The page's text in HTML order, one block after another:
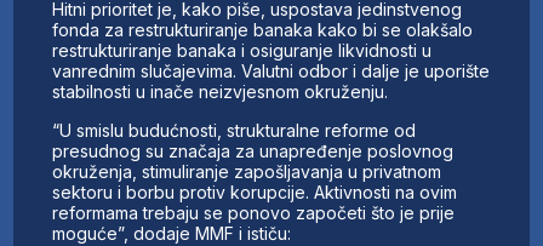
Hitni prioritet je, kako piše, uspostava jedinstvenog
fonda za restrukturiranje banaka kako bi se olakšalo
restrukturiranje banaka i osiguranje likvidnosti u
vanrednim slučajevima. Valutni odbor i dalje je uporište
stabilnosti u inače neizvjesnom okruženju.
“U smislu budućnosti, strukturalne reforme od
presudnog su značaja za unapređenje poslovnog
okruženja, stimuliranje zapošljavanja u privatnom
sektoru i borbu protiv korupcije. Aktivnosti na ovim
reformama trebaju se ponovo započeti što je prije
moguće”, dodaje MMF i ističu: